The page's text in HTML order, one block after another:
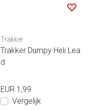
Trakker
Trakker Dumpy Heli Lea
d
EUR 1,99
Vergelijk